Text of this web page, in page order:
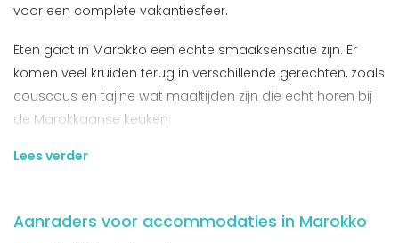
voor een complete vakantiesfeer.
Eten gaat in Marokko een echte smaaksensatie zijn. Er
komen veel kruiden terug in verschillende gerechten, zoals
couscous en tajine wat maaltijden zijn die echt horen bij
de Marokkaanse keuken.
Voor hotels in Marokko heb je verschillende
Lees verder
Aanraders voor accommodaties in Marokko